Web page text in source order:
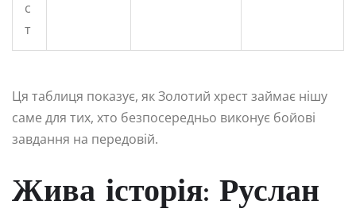
с
т
Ця таблиця показує, як Золотий хрест займає нішу
саме для тих, хто безпосередньо виконує бойові
завдання на передовій.
Жива історія: Руслан